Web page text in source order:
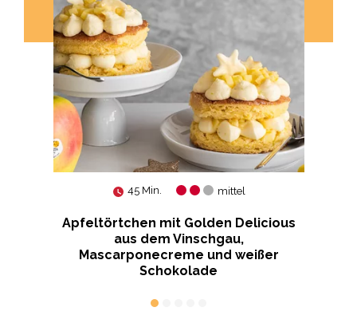
45 Min. mittel
Apfeltörtchen mit Golden Delicious
aus dem Vinschgau,
Mascarponecreme und weißer
Schokolade